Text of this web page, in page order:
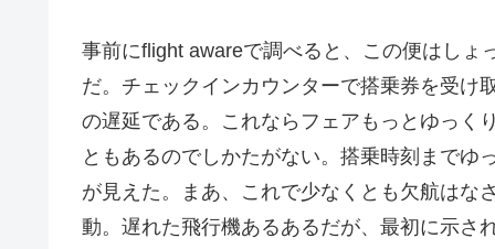
事前にflight awareで調べると、この便はし
だ。チェックインカウンターで搭乗券を受け
の遅延である。これならフェアもっとゆっく
ともあるのでしかたがない。搭乗時刻までゆ
が見えた。まあ、これで少なくとも欠航はな
動。遅れた飛行機あるあるだが、最初に示さ